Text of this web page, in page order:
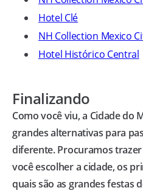
Hotel Clé
NH Collection Mexico
Hotel Histórico Central
Finalizando
Como você viu, a Cidade do
grandes alternativas para
diferente. Procuramos
você escolher a cidade, os
quais são as grandes festas